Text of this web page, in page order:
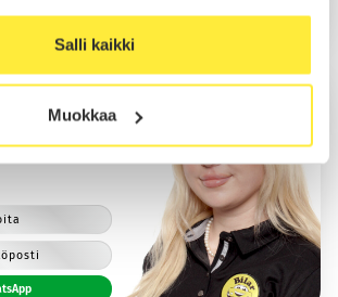
Salli kaikki
Muokkaa